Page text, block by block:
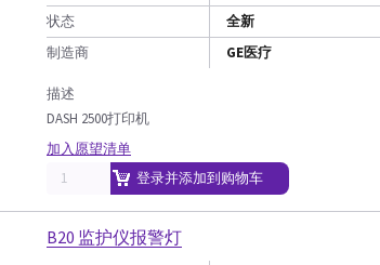
状态
全新
制造商
GE医疗
描述
DASH 2500打印机
加入愿望清单
登录并添加到购物车
B20 监护仪报警灯